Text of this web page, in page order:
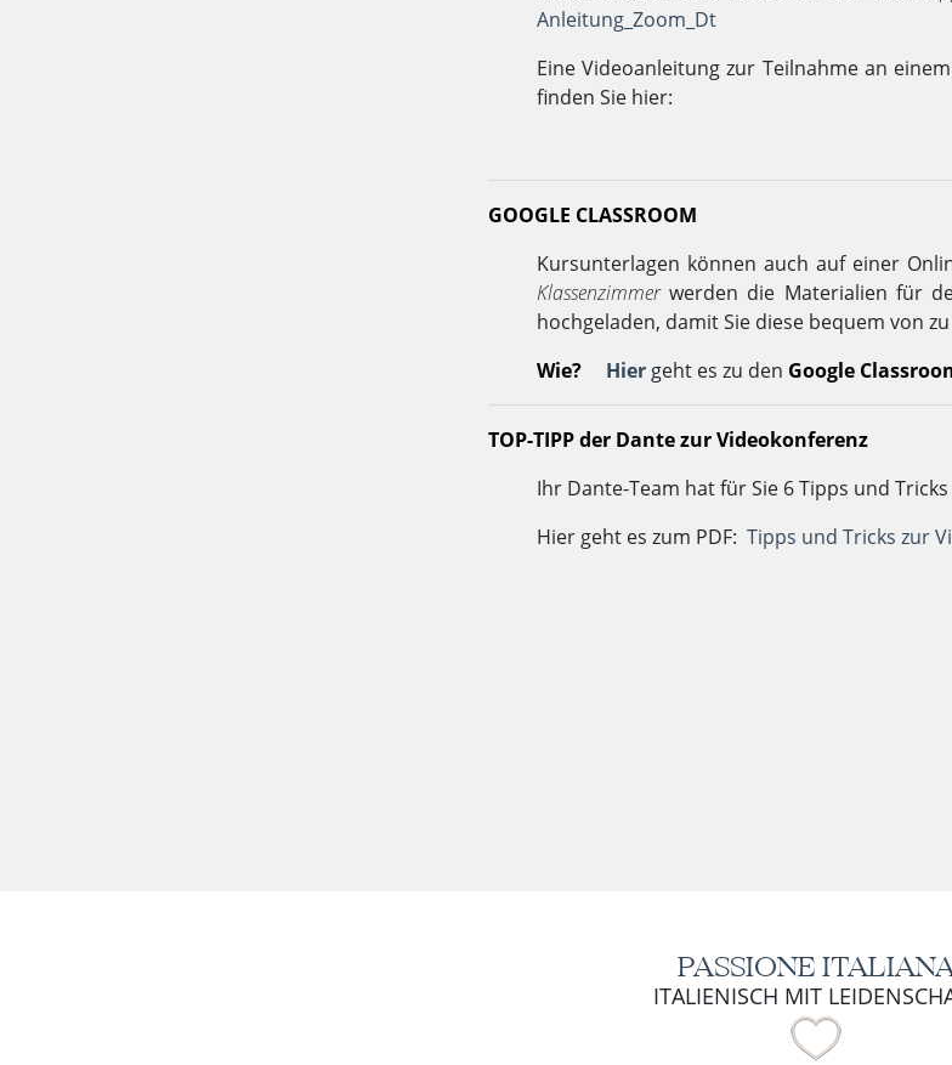
Anleitung_Zoom_Dt
Eine Videoanleitung zur Teilnahme an
finden Sie hier:
GOOGLE CLASSROOM
Kursunterlagen können auch auf einer
Klassenzimmerwerden die Materialien für
hochgeladen, damit Sie diese bequem von
Wie? Hier geht es zu den Google
TOP-TIPP der Dante zur Videokonferenz
Ihr Dante-Team hat für Sie 6 Tipps und
Hier geht es zum PDF: Tipps und Tricks zur
PASSIONE
ITALIENISCH MIT